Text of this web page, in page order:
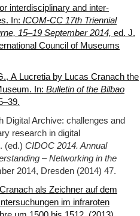
interdisciplinary and inter-
In: ICOM-CC 17th Triennial
15–19 September 2014, ed. J.
Council of Museums
A Lucretia by Lucas Cranach the
In: Bulletin of the Bilbao
Digital Archive: challenges and
research in digital
(ed.) CIDOC 2014. Annual
– Networking in the
2014, Dresden (2014) 47.
als Zeichner auf dem
im infraroten